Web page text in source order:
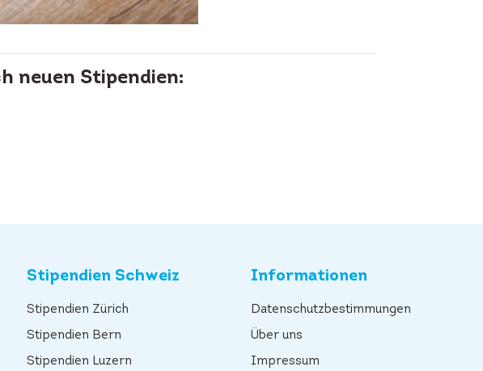
neuen Stipendien:
Stipendien Schweiz
Stipendien Zürich
Stipendien Bern
Stipendien Luzern
Informationen
Datenschutzbestimmungen
Über uns
Impressum